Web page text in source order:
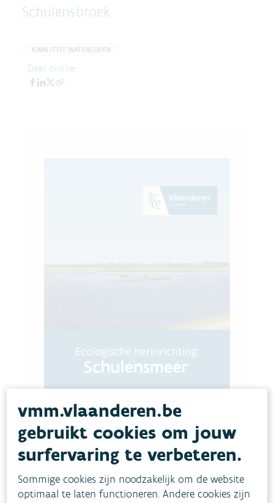
Schulensbroek.
KWALITEIT WATERLOPEN
Deel online
Download pdf
vmm.vlaanderen.be
gebruikt cookies om jouw
surfervaring te verbeteren.
Sommige cookies zijn noodzakelijk om de website
optimaal te laten functioneren. Andere cookies zijn